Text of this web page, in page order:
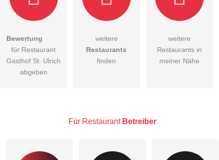
Hiermit akzeptiere ich dieAGB
DieDatenschutzerklärung habe ich zur Kenntnis genommen.
Besucher sichtbar.
Bewertung
für Restaurant
Gasthof St. Ulrich
abgeben
weitere
Restaurants
finden
weitere
Restaurants in
meiner Nähe
Für Restaurant Betreiber